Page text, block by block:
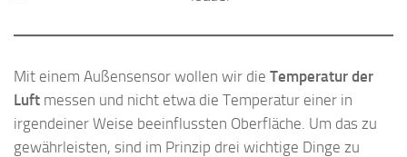
Mit einem Außensensor wollen wir die Temperatur der
Luft messen und nicht etwa die Temperatur einer in
irgendeiner Weise beeinflussten Oberfläche. Um das zu
gewährleisten, sind im Prinzip drei wichtige Dinge zu